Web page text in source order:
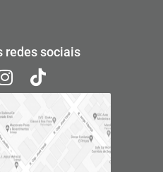
redes sociais